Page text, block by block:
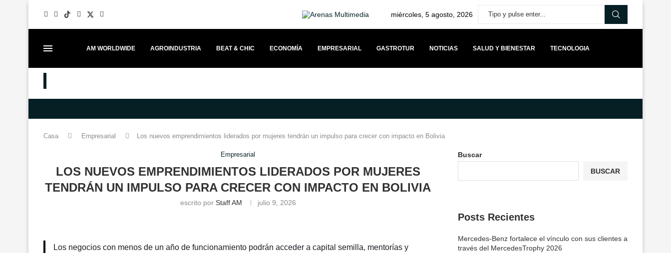
miércoles, 5 agosto, 2026
AM WORLDWIDE AGROINDUSTRIA BEAT & CHIC ECONOMÍA EMPRESARIAL GASTROTUR NOTICIAS SALUD Y BIENESTAR TECNOLOGIA
Casa Empresarial Los nuevos emprendimientos liderados por mujeres tendrán un impulso para crecer con impacto en Bolivia
Empresarial
LOS NUEVOS EMPRENDIMIENTOS LIDERADOS POR MUJERES
TENDRÁN UN IMPULSO PARA CRECER CON IMPACTO EN BOLIVIA
escrito por Staff AM julio 9, 2026
Los negocios con menos de un año de funcionamiento podrán acceder a capital semilla, mentorías y
Buscar
BUSCAR
Posts Recientes
Mercedes-Benz fortalece el vínculo con sus clientes a
través del MercedesTrophy 2026